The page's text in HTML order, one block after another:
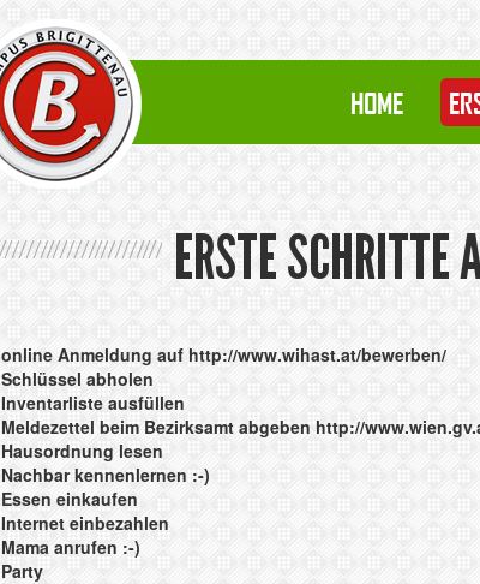
HOME
ERSTE SCHRITTE
online Anmeldung auf http://www.wihast.at/bewerben/
Schlüssel abholen
Inventarliste ausfüllen
Meldezettel beim Bezirksamt abgeben http://
Hausordnung lesen
Nachbar kennenlernen :-)
Essen einkaufen
Internet einbezahlen
Mama anrufen :-)
Party